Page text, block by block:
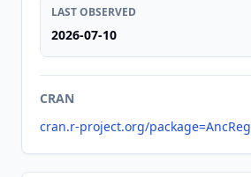
LAST OBSERVED
2026-07-10
CRAN
cran.r-project.org/package=AncReg